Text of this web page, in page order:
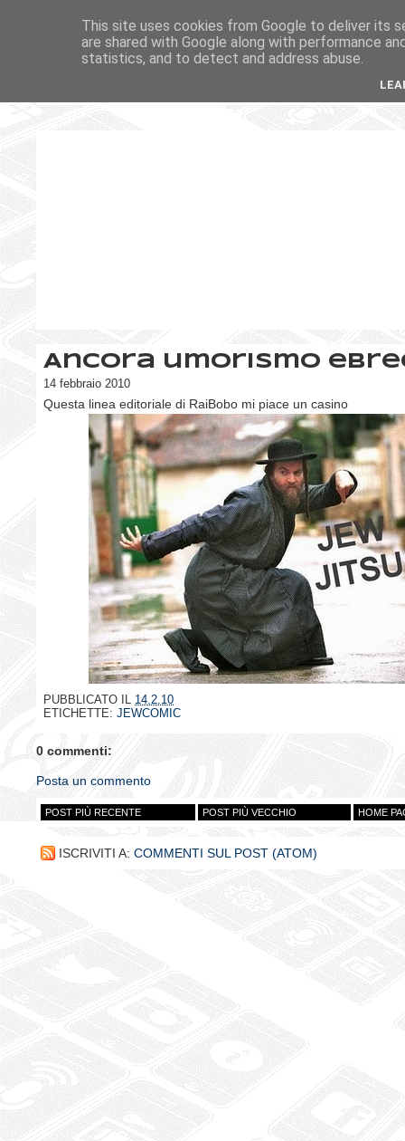
Ancora umorismo
14 febbraio 2010
Questa linea editoriale di RaiBobo mi piace un casino
PUBBLICATO IL 14.2.10
ETICHETTE: JEWCOMIC
0 commenti:
Posta un commento
POST PIÙ RECENTE POST PIÙ VECCHIO HOME
ISCRIVITI A: COMMENTI SUL POST (ATOM)
This site uses cookies from Google to deliver its
are shared with Google along with performance
statistics, and to detect and address abuse.